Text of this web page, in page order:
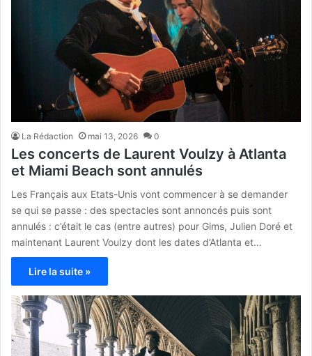
La Rédaction mai 13, 2026 0
Les concerts de Laurent Voulzy à Atlanta
et Miami Beach sont annulés
Les Français aux Etats-Unis vont commencer à se demander
se qui se passe : des spectacles sont annoncés puis sont
annulés : c’était le cas (entre autres) pour Gims, Julien Doré et
maintenant Laurent Voulzy dont les dates d’Atlanta et…
Lire la suite »